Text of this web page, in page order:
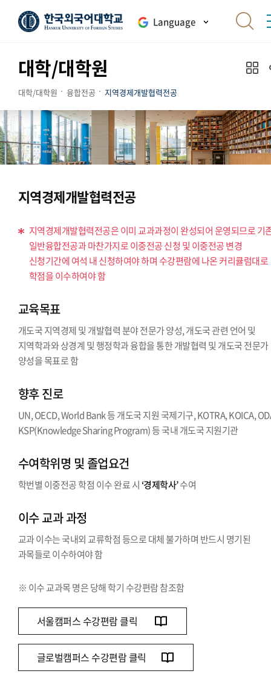
Language
대학/대학원
대학/대학원 융합전공 지역경제개발협력전공
지역경제개발협력전공
지역경제개발협력전공은 이미 교과과정이 완성되어 운영되므로 기
일반융합전공과 마찬가지로 이중전공 신청 및 이중전공 변경
신청기간에 여석 내 신청하여야 하며 수강편람에 나온 커리큘럼대로
학점을 이수하여야 함
교육목표
개도국 지역경제 및 개발협력 분야 전문가 양성, 개도국 관련 언어 및
지역학과와 상경계 및 행정학과 융합을 통한 개발협력 및 개도국 전문가
양성을 목표로 함
향후 진로
UN, OECD, World Bank 등 개도국 지원 국제기구, KOTRA, KOICA,
KSP(Knowledge Sharing Program) 등 국내 개도국 지원기관
수여학위명 및 졸업요건
학번별 이중전공 학점 이수 완료 시 ‘경제학사’수여
이수 교과 과정
교과 이수는 국내외 교류학점 등으로 대체 불가하며 반드시 명기된
과목들로 이수하여야 함
※ 이수 교과목 명은 당해 학기 수강편람 참조함
서울캠퍼스 수강편람 클릭
글로벌캠퍼스 수강편람 클릭